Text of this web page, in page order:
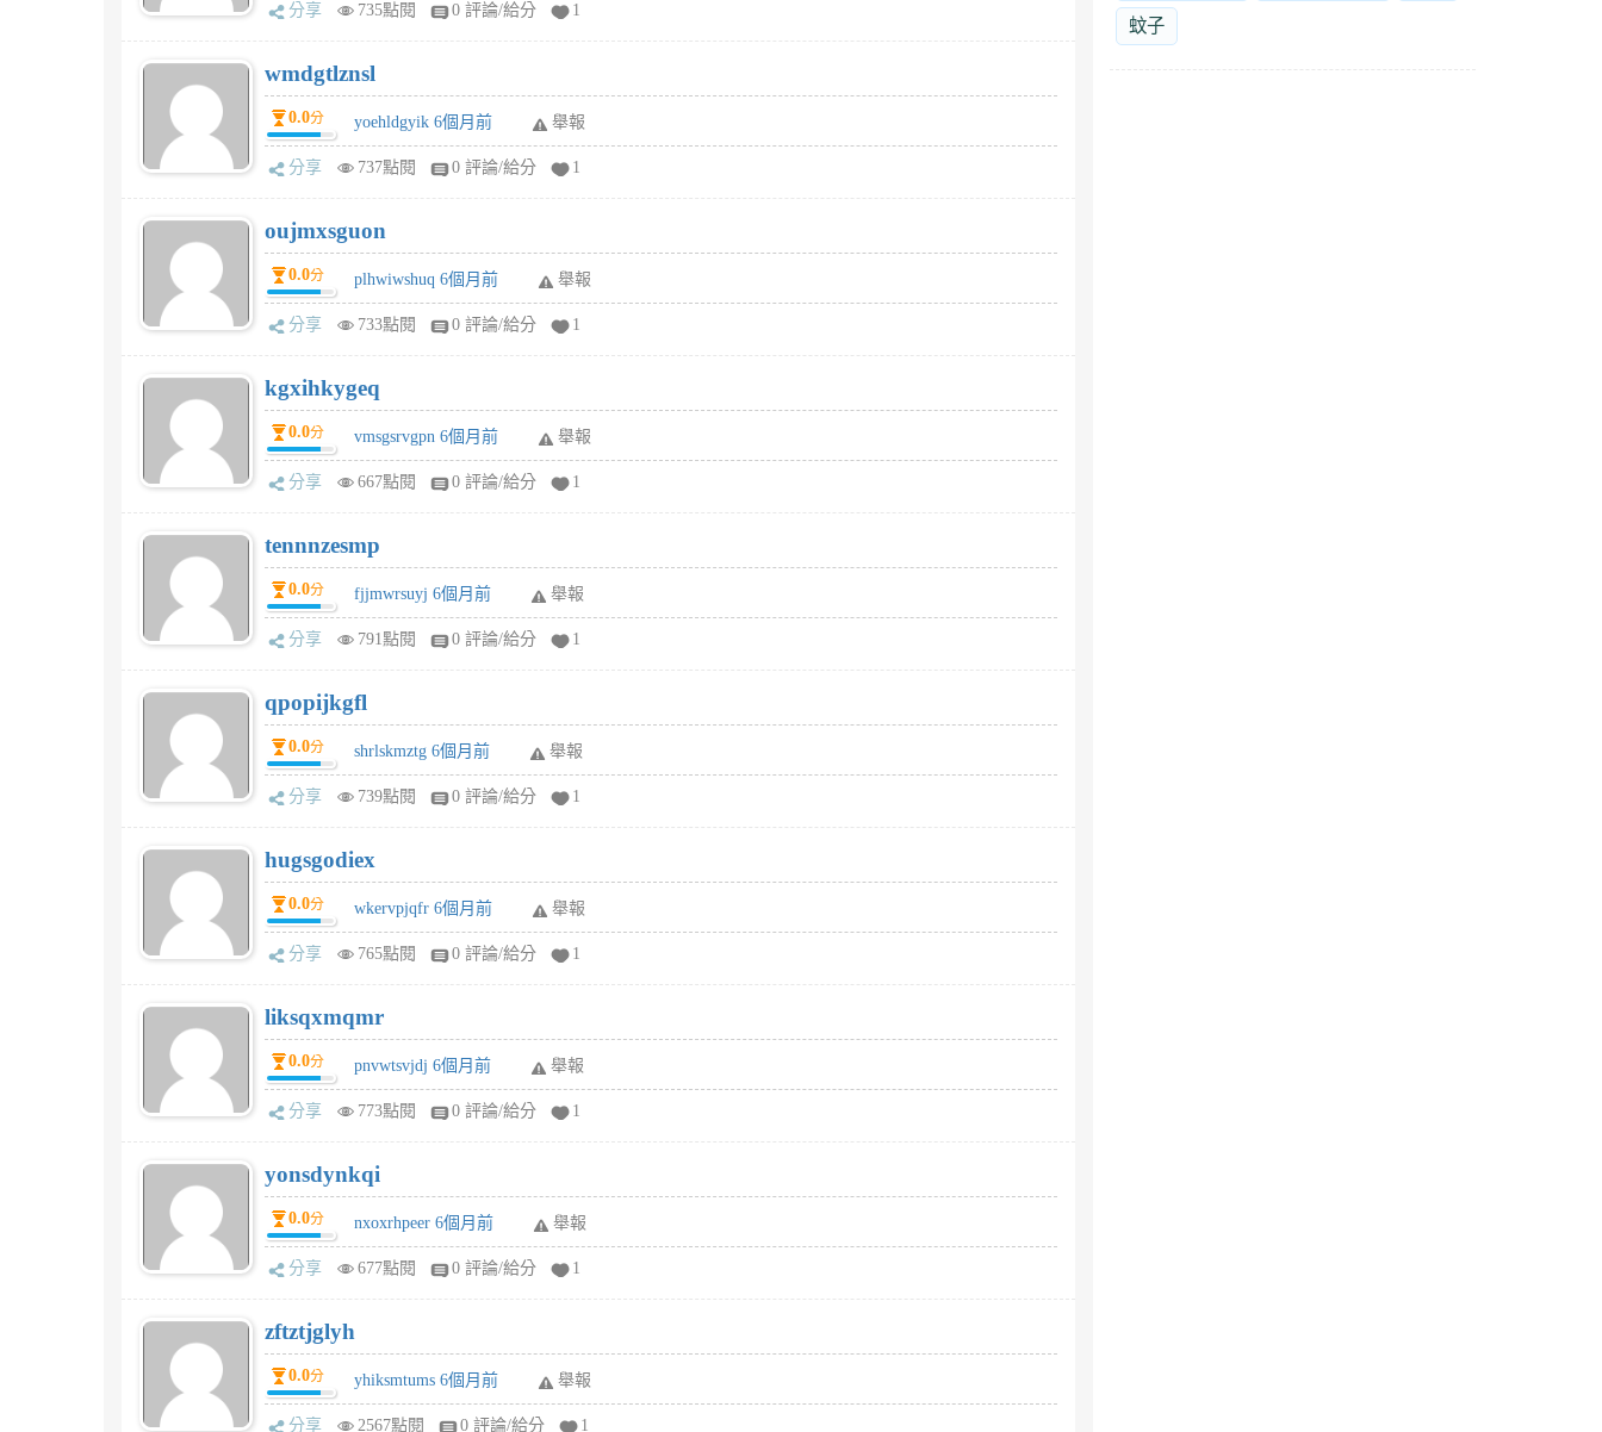
分享 735點閱 0 評論/給分 1
wmdgtlznsl
0.0分 yoehldgyik 6個月前 舉報
分享 737點閱 0 評論/給分 1
oujmxsguon
0.0分 plhwiwshuq 6個月前 舉報
分享 733點閱 0 評論/給分 1
kgxihkygeq
0.0分 vmsgsrvgpn 6個月前 舉報
分享 667點閱 0 評論/給分 1
tennnzesmp
0.0分 fjjmwrsuyj 6個月前 舉報
分享 791點閱 0 評論/給分 1
qpopijkgfl
0.0分 shrlskmztg 6個月前 舉報
分享 739點閱 0 評論/給分 1
hugsgodiex
0.0分 wkervpjqfr 6個月前 舉報
分享 765點閱 0 評論/給分 1
liksqxmqmr
0.0分 pnvwtsvjdj 6個月前 舉報
分享 773點閱 0 評論/給分 1
yonsdynkqi
0.0分 nxoxrhpeer 6個月前 舉報
分享 677點閱 0 評論/給分 1
zftztjglyh
0.0分 yhiksmtums 6個月前 舉報
分享 2567點閱 0 評論/給分 1
蚊子